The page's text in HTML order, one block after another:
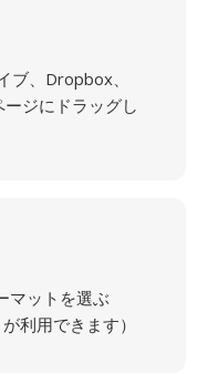
ブ、Dropbox、
ジにドラッグし
マットを選ぶ
利用できます）